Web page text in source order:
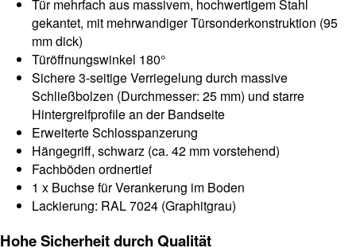
Tür mehrfach aus massivem, hochwertigem Stahl
gekantet, mit mehrwandiger Türsonderkonstruktion (95
mm dick)
Türöffnungswinkel 180°
Sichere 3-seitige Verriegelung durch massive
Schließbolzen (Durchmesser: 25 mm) und starre
Hintergreifprofile an der Bandseite
Erweiterte Schlosspanzerung
Hängegriff, schwarz (ca. 42 mm vorstehend)
Fachböden ordnertief
1 x Buchse für Verankerung im Boden
Lackierung: RAL 7024 (Graphitgrau)
Hohe Sicherheit durch Qualität